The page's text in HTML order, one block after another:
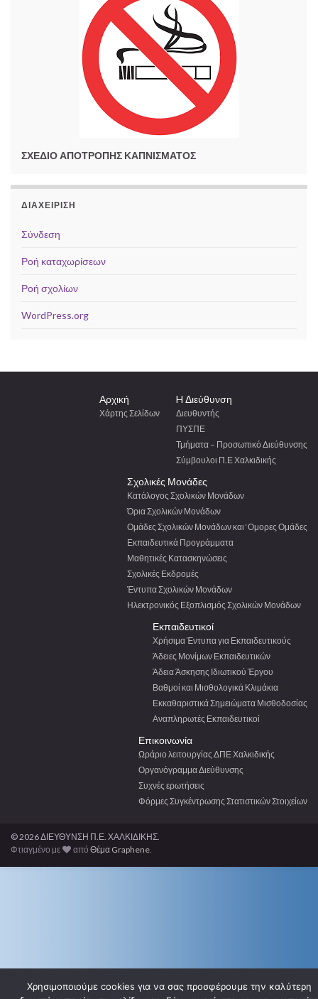
ΣΧΕΔΙΟ ΑΠΟΤΡΟΠΗΣ ΚΑΠΝΙΣΜΑΤΟΣ
ΔΙΑΧΕΊΡΙΣΗ
Σύνδεση
Ροή καταχωρίσεων
Ροή σχολίων
WordPress.org
Αρχική
Χάρτης Σελίδων
H Διεύθυνση
Διευθυντής
ΠΥΣΠΕ
Τμήματα – Προσωπικό Διεύθυνσης
Σύμβουλοι Π.Ε Χαλκιδικής
Σχολικές Μονάδες
Κατάλογος Σχολικών Μονάδων
Όρια Σχολικών Μονάδων
Ομάδες Σχολικών Μονάδων και ‘Ομορες Ομάδες
Εκπαιδευτικά Προγράμματα
Μαθητικές Κατασκηνώσεις
Σχολικές Εκδρομές
Έντυπα Σχολικών Μονάδων
Ηλεκτρονικός Εξοπλισμός Σχολικών Μονάδων
Εκπαιδευτικοί
Χρήσιμα Έντυπα για Εκπαιδευτικούς
Άδειες Μονίμων Εκπαιδευτικών
Άδεια Άσκησης Ιδιωτικού Έργου
Βαθμοί και Μισθολογικά Κλιμάκια
Εκκαθαριστικά Σημειώματα Μισθοδοσίας
Αναπληρωτές Εκπαιδευτικοί
Επικοινωνία
Ωράριο λειτουργίας ΔΠΕ Χαλκιδικής
Οργανόγραμμα Διεύθυνσης
Συχνές ερωτήσεις
Φόρμες Συγκέντρωσης Στατιστικών Στοιχείων
© 2026 ΔΙΕΥΘΥΝΣΗ Π.Ε. ΧΑΛΚΙΔΙΚΗΣ.
Φτιαγμένο με
απόΘέμα Graphene
Χρησιμοποιούμε cookies για να σας προσφέρουμε την καλύτερη